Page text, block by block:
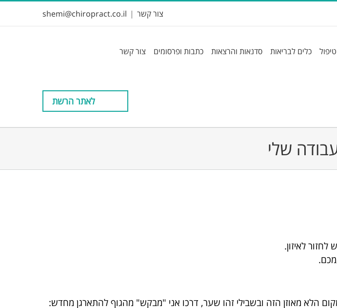
צור קשר |
shemi@chiropract.co.il
כלים לבריאות סדנאות והרצאות כתבות ופרסומים צור קשר
לאתר הרשת
שלי
לאיזון.
הלא מאוזן הזה ובשבילי זהו שער, דרכו אני "מבקש" מהגוף להתארגן מחדש: